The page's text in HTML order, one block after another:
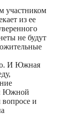
участником
из ее
не будут
И Южная
Южной
и